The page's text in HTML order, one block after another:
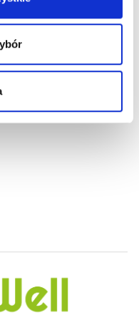
sucho, bo barwi i
tzw. ustawy
spełnia
smak
– marka Delecta